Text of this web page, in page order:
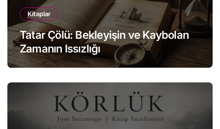
Kitaplar
Tatar Çölü: Bekleyişin ve Kaybolan
Zamanın Issızlığı